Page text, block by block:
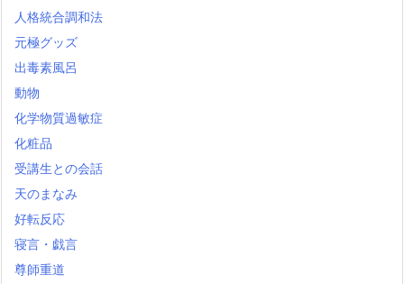
人格統合調和法
元極グッズ
出毒素風呂
動物
化学物質過敏症
化粧品
受講生との会話
天のまなみ
好転反応
寝言・戯言
尊師重道